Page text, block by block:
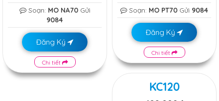
Soạn: MO NA70Gửi
9084
Đăng Ký
Chi tiết
Soạn: MO PT70 Gửi 9084
Đăng Ký
Chi tiết
KC120